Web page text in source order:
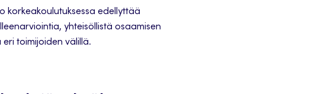
korkeakoulutuksessa edellyttää
yhteisöllistä osaamisen
toimijoiden välillä.